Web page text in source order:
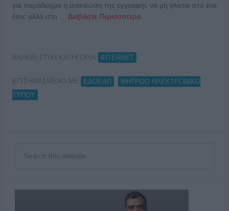
για παράδειγμα η ανανέωση της εγγραφής να μη γίνεται στο ένα
έτος αλλά στα … Διαβάστε Περισσότερα...
ΑΝΗΚΕΙ ΣΤΗΝ ΚΑΤΗΓΟΡΙΑ: INTERNET
ΕΠΙΣΗΜΑΣΜΕΝΟ ΜΕ: ΕΔΟΕΑΠ
ΜΗΤΡΩΟ ΗΛΕΚΤΡΟΝΙΚΟ
ΤΥΠΟΥ